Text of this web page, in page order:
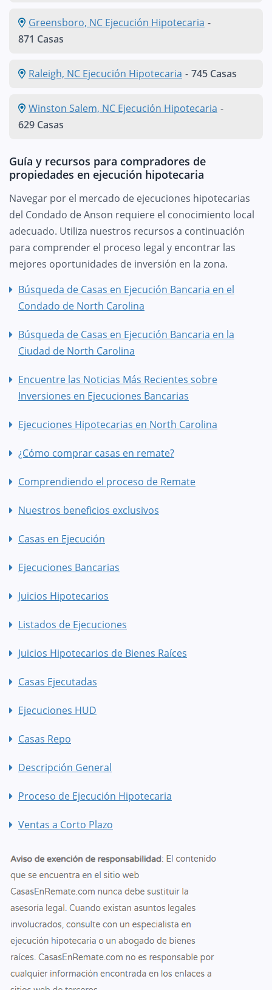
Greensboro, NC Ejecución Hipotecaria -
871 Casas
Raleigh, NC Ejecución Hipotecaria - 745 Casas
Winston Salem, NC Ejecución Hipotecaria -
629 Casas
Guía y recursos para compradores de
propiedades en ejecución hipotecaria
Navegar por el mercado de ejecuciones hipotecarias
del Condado de Anson requiere el conocimiento local
adecuado. Utiliza nuestros recursos a continuación
para comprender el proceso legal y encontrar las
mejores oportunidades de inversión en la zona.
Búsqueda de Casas en Ejecución Bancaria en el
Condado de North Carolina
Búsqueda de Casas en Ejecución Bancaria en la
Ciudad de North Carolina
Encuentre las Noticias Más Recientes sobre
Inversiones en Ejecuciones Bancarias
Ejecuciones Hipotecarias en North Carolina
¿Cómo comprar casas en remate?
Comprendiendo el proceso de Remate
Nuestros beneficios exclusivos
Casas en Ejecución
Ejecuciones Bancarias
Juicios Hipotecarios
Listados de Ejecuciones
Juicios Hipotecarios de Bienes Raíces
Casas Ejecutadas
Ejecuciones HUD
Casas Repo
Descripción General
Proceso de Ejecución Hipotecaria
Ventas a Corto Plazo